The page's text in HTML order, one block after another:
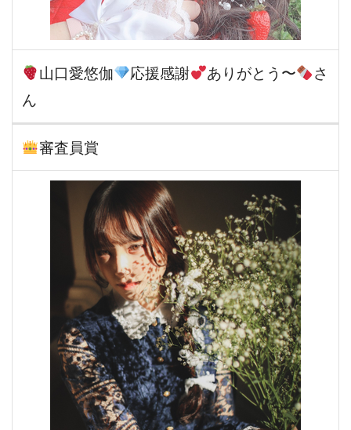
山口愛悠伽 応援感謝 ありがとう〜
さ
ん
審査員賞